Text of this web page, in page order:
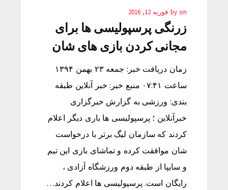
by on فوریه 12, 2016
زرنگی پرسپولیسی ها برای
مجانی کردن بازی های شان
زمان دریافت خبر: جمعه ۲۳ بهمن ۱۳۹۴
ساعت ۰۷:۴۱ منبع خبر: خبر آنلاین طبقه
بندی: ورزشی به گزارش خبرگزاری
خبرآنلاین ؛ پرسپولیسی ها باری دیگر اعلام
کردند که سازمان لیگ برتر با درخواست
شان موافقت کرده و تماشای بازی این تیم
و سایپا از طبقه دوم ورزشگاه آزادی ،
رایگان است. پرسپولیسی ها اعلام کردند…